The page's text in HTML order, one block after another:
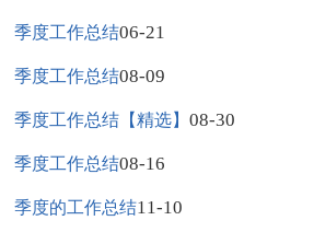
季度工作总结06-21
季度工作总结08-09
季度工作总结【精选】08-30
季度工作总结08-16
季度的工作总结11-10